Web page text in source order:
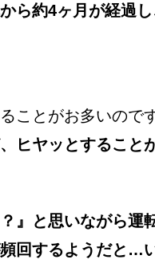
ら約4ヶ月が経過
ことがお多いので
ヒヤッとすること
』と思いながら運
回するようだと…